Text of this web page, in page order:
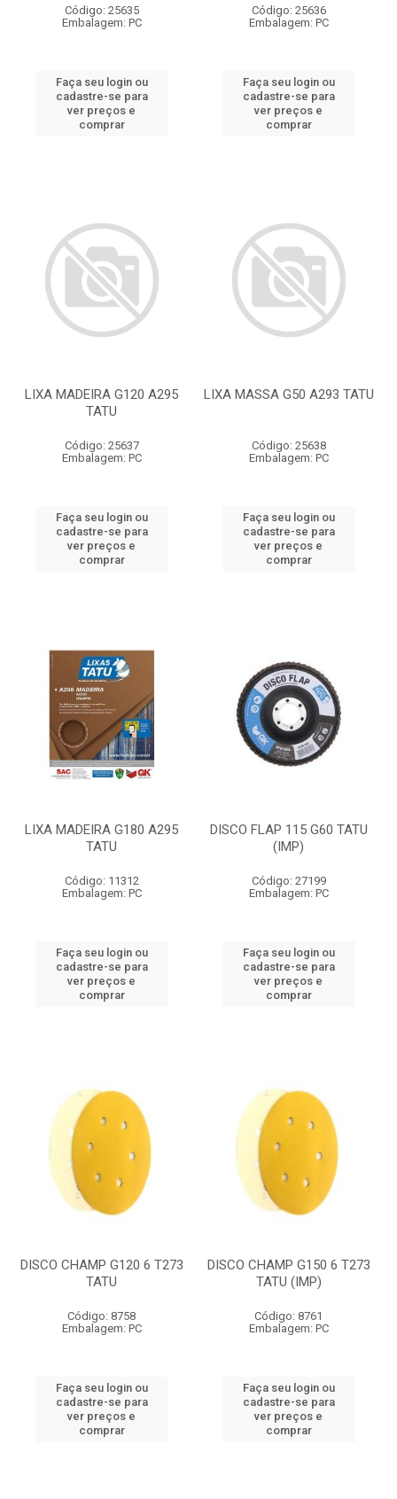
Código: 25635
Embalagem: PC
Faça seu login ou
cadastre-se para
ver preços e
comprar
Código: 25636
Embalagem: PC
Faça seu login ou
cadastre-se para
ver preços e
comprar
LIXA MADEIRA G120 A295
TATU
Código: 25637
Embalagem: PC
Faça seu login ou
cadastre-se para
ver preços e
comprar
LIXA MASSA G50 A293 TATU
Código: 25638
Embalagem: PC
Faça seu login ou
cadastre-se para
ver preços e
comprar
LIXA MADEIRA G180 A295
TATU
Código: 11312
Embalagem: PC
Faça seu login ou
cadastre-se para
ver preços e
comprar
DISCO FLAP 115 G60 TATU
(IMP)
Código: 27199
Embalagem: PC
Faça seu login ou
cadastre-se para
ver preços e
comprar
DISCO CHAMP G120 6 T273
TATU
Código: 8758
Embalagem: PC
Faça seu login ou
cadastre-se para
ver preços e
comprar
DISCO CHAMP G150 6 T273
TATU (IMP)
Código: 8761
Embalagem: PC
Faça seu login ou
cadastre-se para
ver preços e
comprar